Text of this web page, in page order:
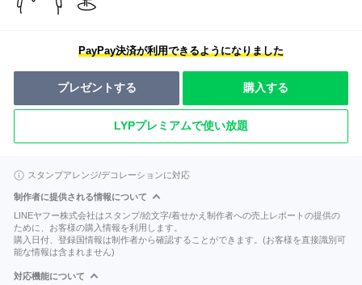
PayPay決済が利用できるようになりました
プレゼントする 購入する
LYPプレミアムで使い放題
スタンプアレンジ/デコレーションに対応
制作者に提供される情報について
LINEヤフー株式会社はスタンプ/絵文字/着せかえ制作者への売上レポートの提供の
ために、お客様の購入情報を利用します。
購入日付、登録国情報は制作者から確認することができます。(お客様を直接識別可
能な情報は含まれません)
対応機能について